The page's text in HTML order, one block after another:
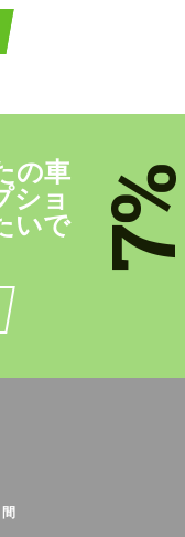
の車
ショ
いで
basic
We will
する
basic